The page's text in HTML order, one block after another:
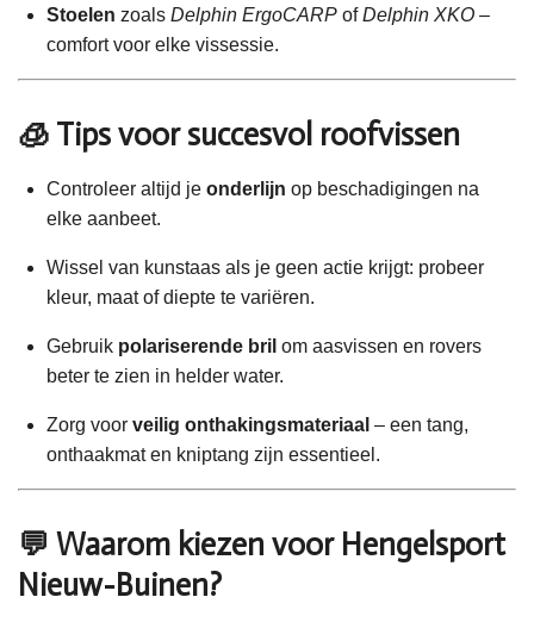
Stoelen zoals Delphin ErgoCARP ofDelphin XKO –
comfort voor elke vissessie.
🧊 Tips voor succesvol roofvissen
Controleer altijd je onderlijn op beschadigingen na
elke aanbeet.
Wissel van kunstaas als je geen actie krijgt: probeer
kleur, maat of diepte te variëren.
Gebruik polariserende bril om aasvissen en rovers
beter te zien in helder water.
Zorg voor veilig onthakingsmateriaal – een tang,
onthaakmat en kniptang zijn essentieel.
💬 Waarom kiezen voor Hengelsport
Nieuw-Buinen?